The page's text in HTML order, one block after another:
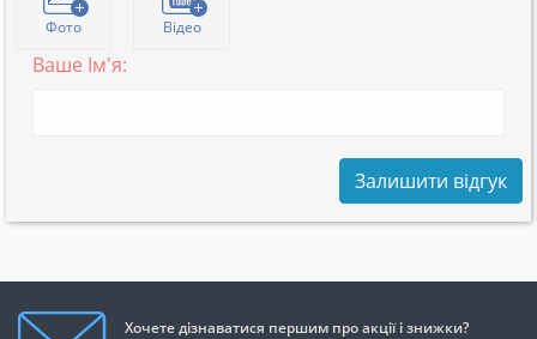
Фото Відео
Ваше Ім'я:
Залишити відгук
Хочете дізнаватися першим про акції і знижки?